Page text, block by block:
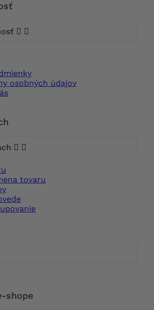
 
osobných údajov
 
tovaru
shope